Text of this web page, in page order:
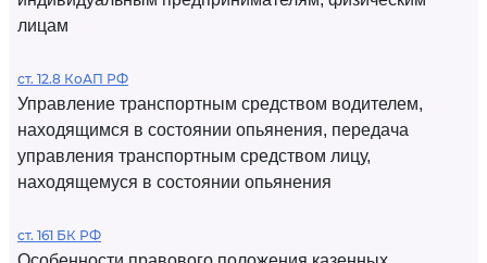
лицам
ст. 12.8 КоАП РФ
Управление транспортным средством водителем,
находящимся в состоянии опьянения, передача
управления транспортным средством лицу,
находящемуся в состоянии опьянения
ст. 161 БК РФ